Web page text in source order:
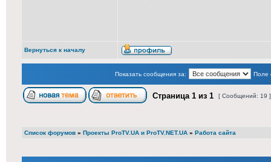
Вернуться к началу
Показать сообщения за: Поле
Страница 1 из 1 [ Сообщений: 19
Список форумов » Проекты ProTV.UA и ProTV.NET.UA » Работа сайта